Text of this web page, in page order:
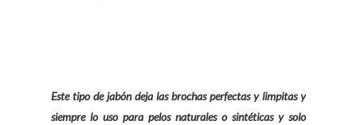
Este tipo de jabón deja las brochas perfectas y limpitas y
siempre lo uso para pelos naturales o sintéticas y solo